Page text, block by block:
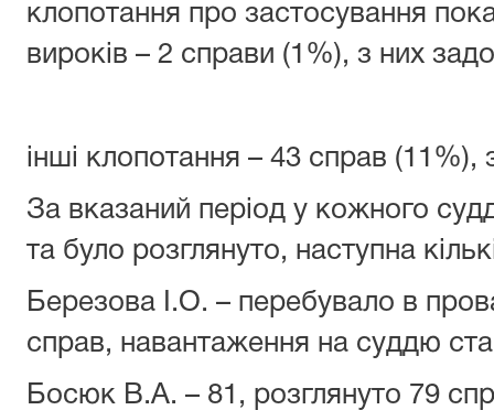
клопотання про застосування
вироків – 2 справи (1%), з них
інші клопотання – 43 справ (11%),
За вказаний період у кожного
та було розглянуто, наступна
Березова І.О. – перебувало в
справ, навантаження на суддю
Босюк В.А. – 81, розглянуто 79